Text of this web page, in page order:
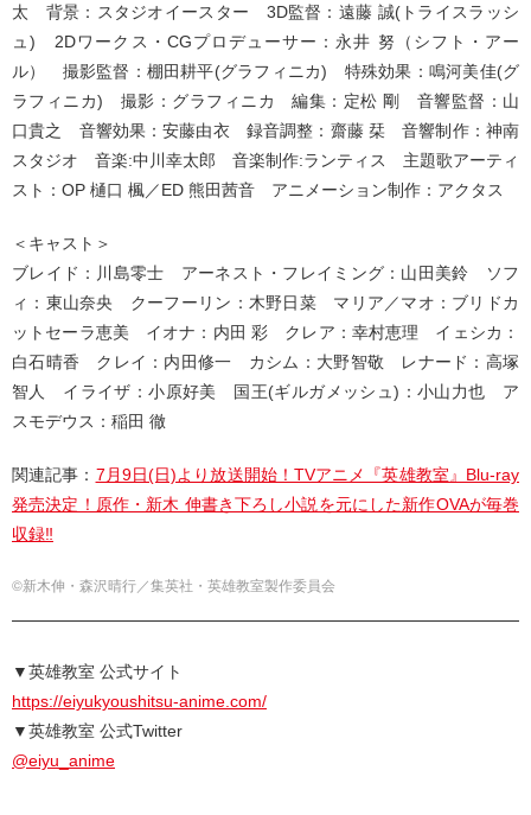
太 背景：スタジオイースター 3D監督：遠藤 誠(トライスラッシ
ュ) 2Dワークス・CGプロデューサー：永井 努（シフト・アー
ル） 撮影監督：棚田耕平(グラフィニカ) 特殊効果：鳴河美佳(グ
ラフィニカ) 撮影：グラフィニカ 編集：定松 剛 音響監督：山
口貴之 音響効果：安藤由衣 録音調整：齋藤 栞 音響制作：神南
スタジオ 音楽:中川幸太郎 音楽制作:ランティス 主題歌アーティ
スト：OP 樋口 楓／ED 熊田茜音 アニメーション制作：アクタス
＜キャスト＞
ブレイド：川島零士 アーネスト・フレイミング：山田美鈴 ソフ
ィ：東山奈央 クーフーリン：木野日菜 マリア／マオ：ブリドカ
ットセーラ恵美 イオナ：内田 彩 クレア：幸村恵理 イェシカ：
白石晴香 クレイ：内田修一 カシム：大野智敬 レナード：高塚
智人 イライザ：小原好美 国王(ギルガメッシュ)：小山力也 ア
スモデウス：稲田 徹
関連記事： 7月9日(日)より放送開始！TVアニメ『英雄教室』Blu-ray
発売決定！原作・新木 伸書き下ろし小説を元にした新作OVAが毎巻
収録‼
©新木伸・森沢晴行／集英社・英雄教室製作委員会
▼英雄教室 公式サイト
https://eiyukyoushitsu-anime.com/
▼英雄教室 公式Twitter
@eiyu_anime